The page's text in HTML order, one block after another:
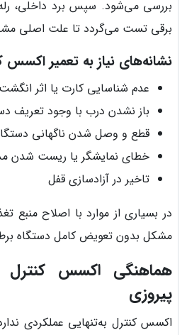
بررسی می‌شود. سپس برد داخلی،
برقی تست می‌گردد تا علت اصلی
نشانه‌های نیاز به تعمیر اکسس
عدم شناسایی کارت یا اثر انگشت
باز نشدن درب با وجود تعریف
قطع و وصل شدن ناگهانی
خطای نمایشگر یا ریست شدن
تاخیر در آزادسازی قفل
در بسیاری از موارد با اصلاح منبع
مشکل بدون تعویض کامل دستگاه
هماهنگی اکسس کنترل
پیروزی
اکسس کنترل به‌تنهایی عملکردی